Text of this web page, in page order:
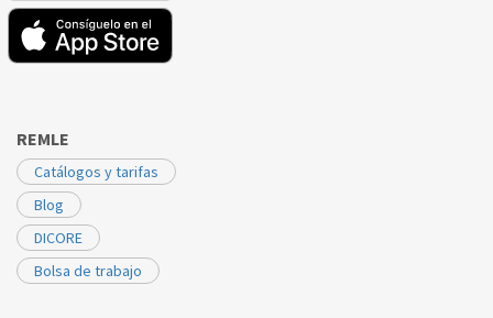
REMLE
Catálogos y tarifas
Blog
DICORE
Bolsa de trabajo